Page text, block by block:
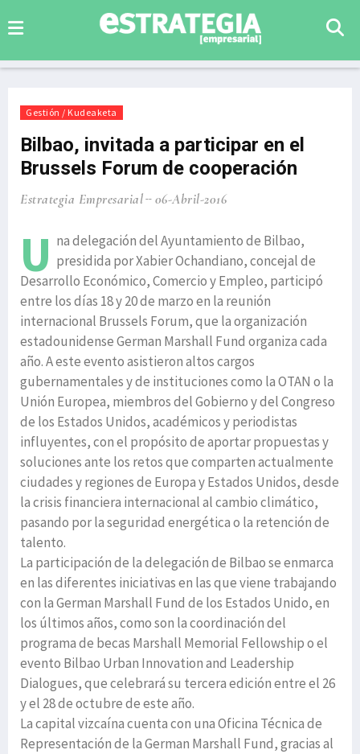
Gestión / Kudeaketa
Bilbao, invitada a participar en el
Brussels Forum de cooperación
Estrategia Empresarial 06-Abril-2016
U na delegación del Ayuntamiento de Bilbao,
presidida por Xabier Ochandiano, concejal de
Desarrollo Económico, Comercio y Empleo, participó
entre los días 18 y 20 de marzo en la reunión
internacional Brussels Forum, que la organización
estadounidense German Marshall Fund organiza cada
año. A este evento asistieron altos cargos
gubernamentales y de instituciones como la OTAN o la
Unión Europea, miembros del Gobierno y del Congreso
de los Estados Unidos, académicos y periodistas
influyentes, con el propósito de aportar propuestas y
soluciones ante los retos que comparten actualmente
ciudades y regiones de Europa y Estados Unidos, desde
la crisis financiera internacional al cambio climático,
pasando por la seguridad energética o la retención de
talento.
La participación de la delegación de Bilbao se enmarca
en las diferentes iniciativas en las que viene trabajando
con la German Marshall Fund de los Estados Unido, en
los últimos años, como son la coordinación del
programa de becas Marshall Memorial Fellowship o el
evento Bilbao Urban Innovation and Leadership
Dialogues, que celebrará su tercera edición entre el 26
y el 28 de octubre de este año.
La capital vizcaína cuenta con una Oficina Técnica de
Representación de la German Marshall Fund, gracias al